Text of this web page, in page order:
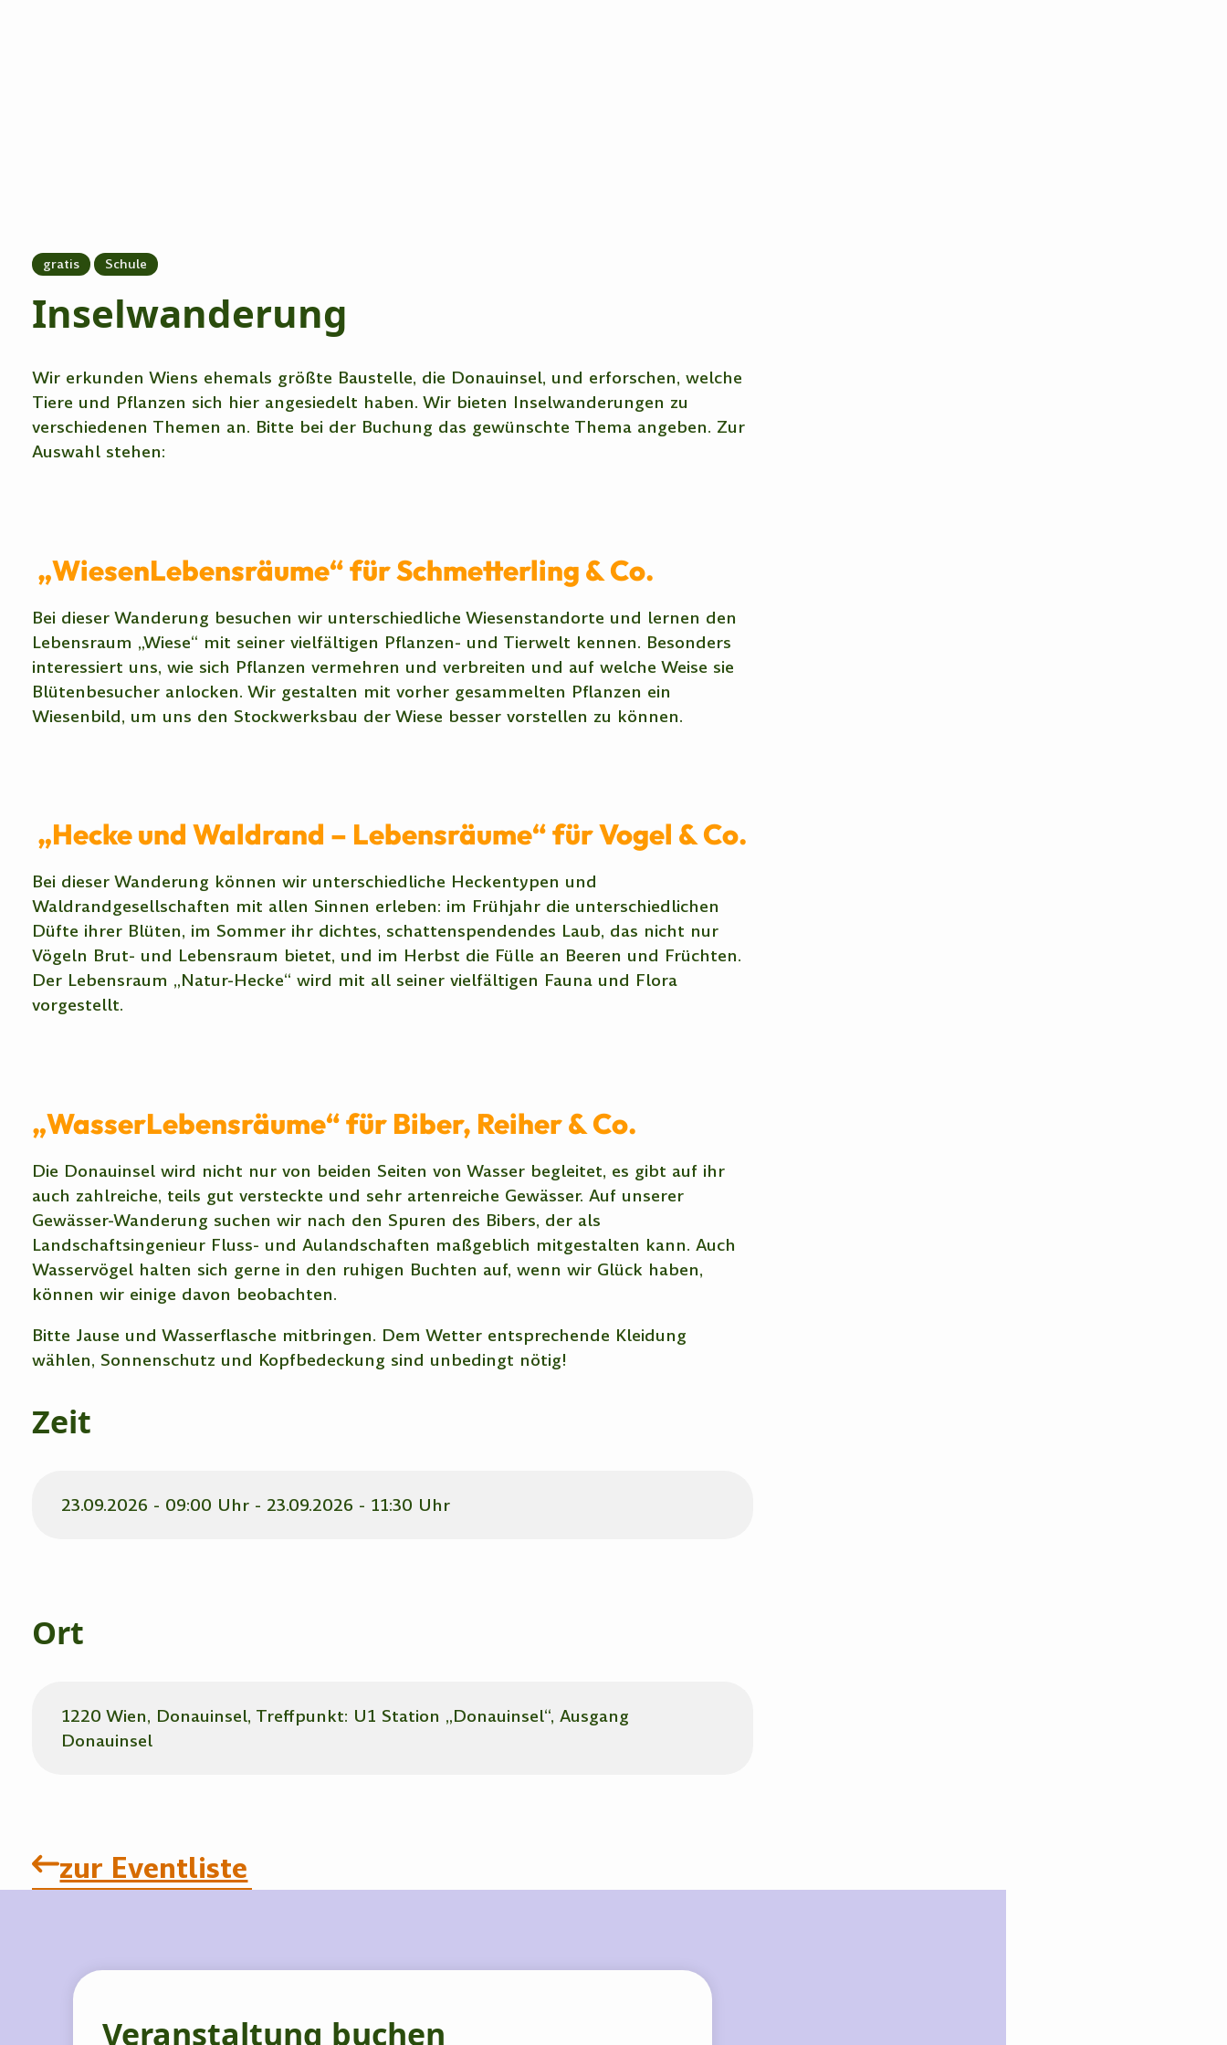
gratis Schule
Inselwanderung
Wir erkunden Wiens ehemals größte Baustelle, die Donauinsel, und erforschen, welche
Tiere und Pflanzen sich hier angesiedelt haben. Wir bieten Inselwanderungen zu
verschiedenen Themen an. Bitte bei der Buchung das gewünschte Thema angeben. Zur
Auswahl stehen:
„WiesenLebensräume“ für Schmetterling & Co.
Bei dieser Wanderung besuchen wir unterschiedliche Wiesenstandorte und lernen den
Lebensraum „Wiese“ mit seiner vielfältigen Pflanzen- und Tierwelt kennen. Besonders
interessiert uns, wie sich Pflanzen vermehren und verbreiten und auf welche Weise sie
Blütenbesucher anlocken. Wir gestalten mit vorher gesammelten Pflanzen ein
Wiesenbild, um uns den Stockwerksbau der Wiese besser vorstellen zu können.
„Hecke und Waldrand – Lebensräume“ für Vogel & Co.
Bei dieser Wanderung können wir unterschiedliche Heckentypen und
Waldrandgesellschaften mit allen Sinnen erleben: im Frühjahr die unterschiedlichen
Düfte ihrer Blüten, im Sommer ihr dichtes, schattenspendendes Laub, das nicht nur
Vögeln Brut- und Lebensraum bietet, und im Herbst die Fülle an Beeren und Früchten.
Der Lebensraum „Natur-Hecke“ wird mit all seiner vielfältigen Fauna und Flora
vorgestellt.
„WasserLebensräume“ für Biber, Reiher & Co.
Die Donauinsel wird nicht nur von beiden Seiten von Wasser begleitet, es gibt auf ihr
auch zahlreiche, teils gut versteckte und sehr artenreiche Gewässer. Auf unserer
Gewässer-Wanderung suchen wir nach den Spuren des Bibers, der als
Landschaftsingenieur Fluss- und Aulandschaften maßgeblich mitgestalten kann. Auch
Wasservögel halten sich gerne in den ruhigen Buchten auf, wenn wir Glück haben,
können wir einige davon beobachten.
Bitte Jause und Wasserflasche mitbringen. Dem Wetter entsprechende Kleidung
wählen, Sonnenschutz und Kopfbedeckung sind unbedingt nötig!
Zeit
23.09.2026 - 09:00 Uhr - 23.09.2026 - 11:30 Uhr
Ort
1220 Wien, Donauinsel, Treffpunkt: U1 Station „Donauinsel“, Ausgang
Donauinsel
zur Eventliste
Veranstaltung buchen